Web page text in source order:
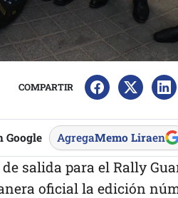
COMPARTIR
Google AgregaMemo Liraen
salida para el Rally
oficial la edición